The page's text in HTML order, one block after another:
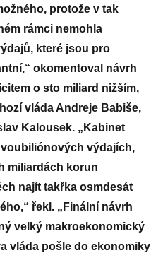
protože v tak
rámci nemohla
které jsou pro
okomentoval návrh
o sto miliard nižším,
vláda Andreje Babiše,
Kalousek. „Kabinet
výdajích,
miliardách korun
najít takřka osmdesát
řekl. „Finální návrh
velký makroekonomický
vláda pošle do ekonomiky